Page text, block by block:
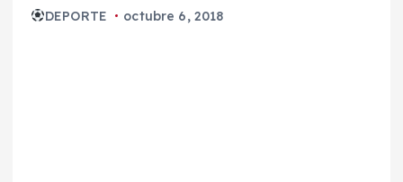
DEPORTE octubre 6, 2018